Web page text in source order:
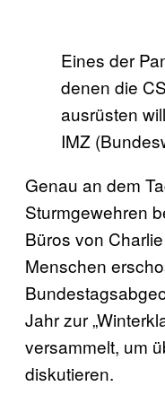
Eines der
denen die
ausrüsten
IMZ
Genau an dem
Sturmgewehren
Büros von
Menschen
Jahr zur
versammelt, um
diskutieren.